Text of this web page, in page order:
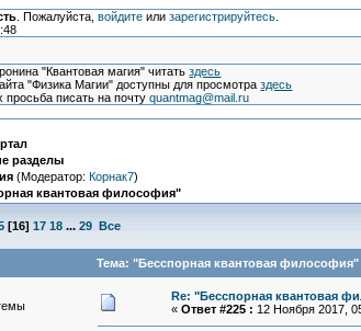
. Пожалуйста, войдитеили зарегистрируйтесь.
"Квантовая магия" читатьздесь
"Физика Магии" доступны для просмотраздесь
просьба писать на почтуquantmag@mail.ru
разделы
(Модератор: Корнак7)
квантовая философия"
[16] 17 18 ... 29 Все
Тема: "Бесспорная квантовая философия"
Re: "Бесспорная квантовая
« Ответ #225 : 12 Ноября 2017,